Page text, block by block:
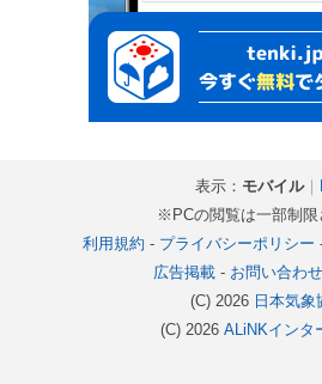
表示： モバイル｜
※PCの閲覧は一部制限
利用規約 - プライバシーポリシー
広告掲載- お問い合わせ
(C) 2026 日本気象
(C) 2026 ALiNKインタ